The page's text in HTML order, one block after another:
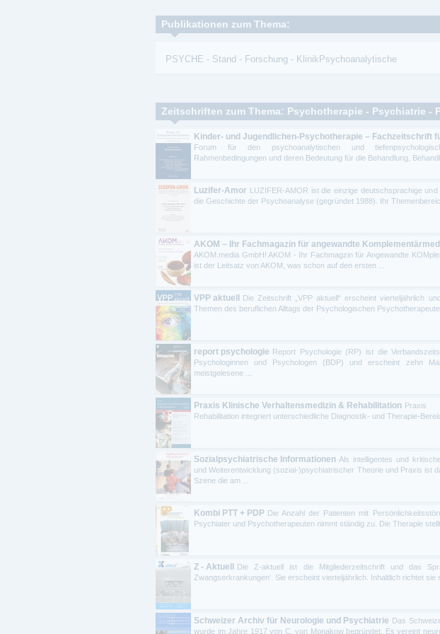
Publikationen zum Thema:
PSYCHE - Stand - Forschung - KlinikPsychoanalytische
Zeitschriften zum Thema: Psychotherapie - Psychiatrie -
Kinder- und Jugendlichen-Psychotherapie – Fachzeitschrift
Forum für den psychoanalytischen und
Rahmenbedingungen und deren Bedeutung für die Behandlung,
Luzifer-Amor LUZIFER-AMOR ist die einzige deutschsprachige
die Geschichte der Psychoanalyse (gegründet 1988). Ihr
AKOM – Ihr Fachmagazin für angewandte
AKOM.media GmbH! AKOM - Ihr Fachmagzin für Angewandte
ist der Leitsatz von AKOM, was schon auf den ersten ...
VPP aktuell Die Zeitschrift „VPP aktuell“ erscheint vierteljährlich
Themen des beruflichen Alltags der Psychologischen
report psychologie Report Psychologie (RP) ist die
Psychologinnen und Psychologen (BDP) und erscheint zehn
meistgelesene ...
Praxis Klinische Verhaltensmedizin & Rehabilitation Praxis
Rehabilitation integriert unterschiedliche Diagnostik- und Therapie-
Sozialpsychiatrische Informationen Als intelligentes und
und Weiterentwicklung (sozial-)psychiatrischer Theorie und Praxis ist
Szene die am ...
Kombi PTT + PDP Die Anzahl der Patienten mit
Psychiater und Psychotherapeuten nimmt ständig zu. Die Therapie
Z - Aktuell Die Z-aktuell ist die Mitgliederzeitschrift und das
Zwangserkrankungen’. Sie erscheint vierteljährlich. Inhaltlich richtet sie
Schweizer Archiv für Neurologie und Psychiatrie Das
wurde im Jahre 1917 von C. von Monakow begründet. Es vereint